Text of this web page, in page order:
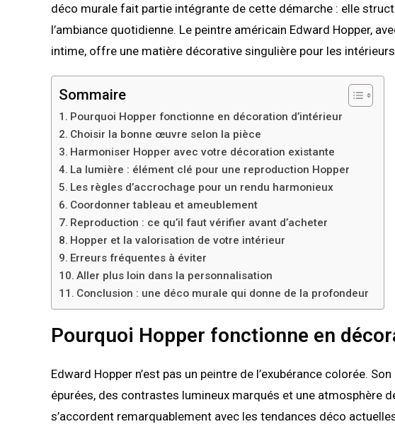
déco murale fait partie intégrante de cette démarche : elle
l’ambiance quotidienne. Le peintre américain Edward Hopper,
intime, offre une matière décorative singulière pour les
Sommaire
Pourquoi Hopper fonctionne en décoration d’intérieur
Choisir la bonne œuvre selon la pièce
Harmoniser Hopper avec votre décoration existante
La lumière : élément clé pour une reproduction Hopper
Les règles d’accrochage pour un rendu harmonieux
Coordonner tableau et ameublement
Reproduction : ce qu’il faut vérifier avant d’acheter
Hopper et la valorisation de votre intérieur
Erreurs fréquentes à éviter
Aller plus loin dans la personnalisation
Conclusion : une déco murale qui donne de la profondeur
Pourquoi Hopper fonctionne en
Edward Hopper n’est pas un peintre de l’exubérance colorée.
épurées, des contrastes lumineux marqués et une atmosphère
s’accordent remarquablement avec les tendances déco